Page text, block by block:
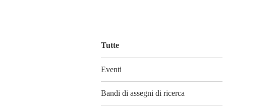
Tutte
Eventi
Bandi di assegni di ricerca